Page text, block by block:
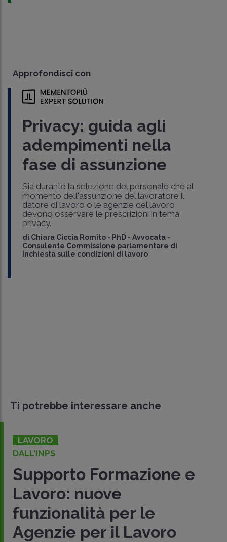
Approfondisci con
Privacy: guida agli
adempimenti nella
fase di assunzione
Sia durante la selezione del personale che al
momento dell'assunzione del lavoratore il
datore di lavoro o le agenzie del lavoro
devono osservare le prescrizioni in tema
privacy.
di Chiara Ciccia Romito - PhD - Avvocata -
Consulente Commissione parlamentare di
inchiesta sulle condizioni di lavoro
Ti potrebbe interessare anche
LAVORO
DALL'INPS
Supporto Formazione e
Lavoro: nuove
funzionalità per le
Agenzie per il Lavoro